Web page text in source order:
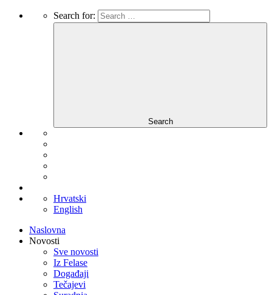
Search for:
Search
Hrvatski
English
Naslovna
Novosti
Sve novosti
Iz Felase
Događaji
Tečajevi